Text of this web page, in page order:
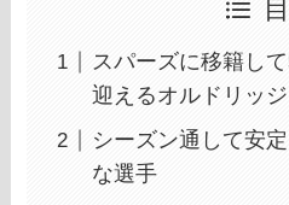
スパーズに移籍し
迎えるオルドリッジ
シーズン通して安
な選手